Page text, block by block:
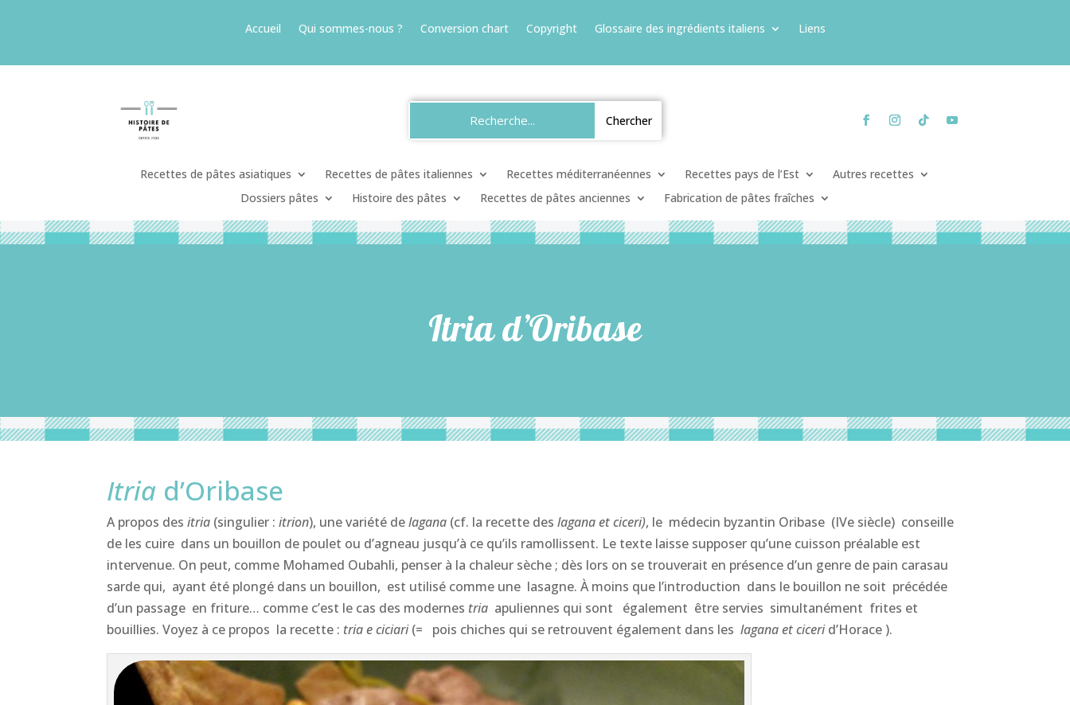
Accueil Qui sommes-nous ? Conversion chart Copyright Glossaire des ingrédients italiens Liens
Recettes de pâtes asiatiques Recettes de pâtes italiennes Recettes méditerranéennes Recettes pays de l’Est
Autres recettes
Dossiers pâtes
Histoire des pâtes Recettes de pâtes anciennes Fabrication de pâtes fraîches
Itria d’Oribase
Itria d’Oribase
A propos desitria (singulier : itrion), une variété delagana (cf. la recette deslagana et ciceri), le médecin byzantin Oribase (IVe siècle) conseille
de les cuire dans un bouillon de poulet ou d’agneau jusqu’à ce qu’ils ramollissent. Le texte laisse supposer qu’une cuisson préalable est
intervenue. On peut, comme Mohamed Oubahli, penser à la chaleur sèche ; dès lors on se trouverait en présence d’un genre de pain carasau
sarde qui, ayant été plongé dans un bouillon, est utilisé comme une lasagne. À moins que l’introduction dans le bouillon ne soit précédée
d’un passage en friture… comme c’est le cas des modernes tria apuliennes qui sont également être servies simultanément frites et
bouillies. Voyez à ce propos la recette : tria e ciciari(= pois chiches qui se retrouvent également dans leslagana et cicerid’Horace ).